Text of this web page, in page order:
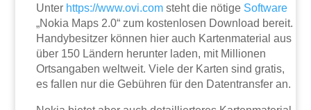
Unter https://www.ovi.com steht die nötige Software
„Nokia Maps 2.0“ zum kostenlosen Download bereit.
Handybesitzer können hier auch Kartenmaterial aus
über 150 Ländern herunter laden, mit Millionen
Ortsangaben weltweit. Viele der Karten sind gratis,
es fallen nur die Gebühren für den Datentransfer an.